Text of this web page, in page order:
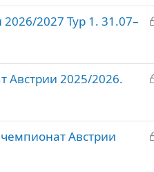
о
2027 Тур 1. 31.07–
Австрии 2025/2026.
Австрии